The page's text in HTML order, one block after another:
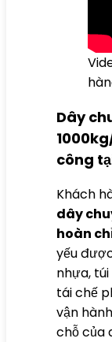
Dây
công
Khách
dây
hoàn
yếu
nhựa,
tái chế
vận
chỗ của